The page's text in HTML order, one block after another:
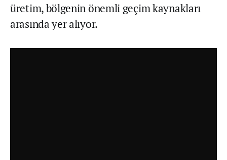
üretim, bölgenin önemli geçim kaynakları
arasında yer alıyor.